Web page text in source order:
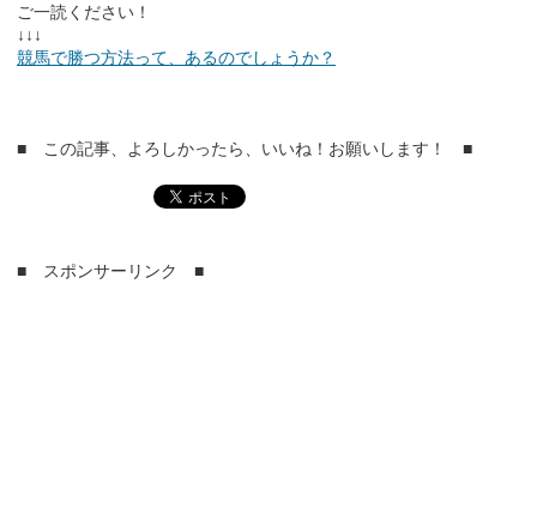
ご一読ください！
↓↓↓
競馬で勝つ方法って、あるのでしょうか？
■ この記事、よろしかったら、いいね！お願いします！ ■
■ スポンサーリンク ■